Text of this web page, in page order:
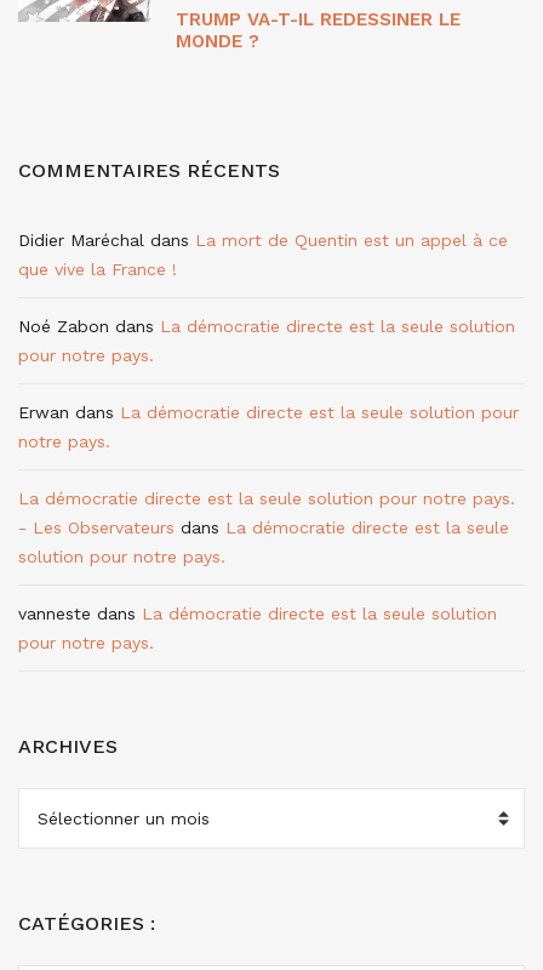
TRUMP VA-T-IL REDESSINER LE
MONDE ?
COMMENTAIRES RÉCENTS
Didier Maréchal dans La mort de Quentin est un appel à ce
que vive la France !
Noé Zabon dans La démocratie directe est la seule solution
pour notre pays.
Erwan dans La démocratie directe est la seule solution pour
notre pays.
La démocratie directe est la seule solution pour notre pays.
- Les Observateurs dans La démocratie directe est la seule
solution pour notre pays.
vanneste dans La démocratie directe est la seule solution
pour notre pays.
ARCHIVES
CATÉGORIES :